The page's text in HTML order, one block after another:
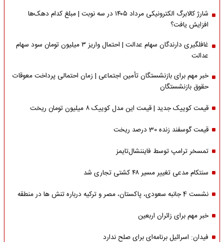
شارژ کالابرگ الکترونیکی مرداد ۱۴۰۵ در سه نوبت | مبلغ کدام دهک‌ها
افزایش یافت؟
غافلگیری دارندگان سهام عدالت | احتمال واریز ۳ میلیون تومان سود سهام
عدالت
خبر مهم برای بازنشستگان تأمین اجتماعی | زمان احتمالی پرداخت معوقات
حقوق بازنشستگان
قیمت کوییک جدید | قیمت این مدل کوییک ۸ میلیون تومان ریخت
قیمت گوسفند زنده 30 درصد ریخت
تمسخر ترامپ توسط فایننشال‌تایمز
سنتکام مدعی تغییر مسیر ۴۸ کشتی تجاری شد
نشست 4 جانبه سعودی، پاکستان، مصر و ترکیه درباره تنش ها در منطقه
خبر مهم برای زائران اربعین
فیدان: اسرائیل برنامه‌ای برای صلح ندارد